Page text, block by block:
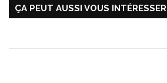
ÇA PEUT AUSSI VOUS INTÉRESSER